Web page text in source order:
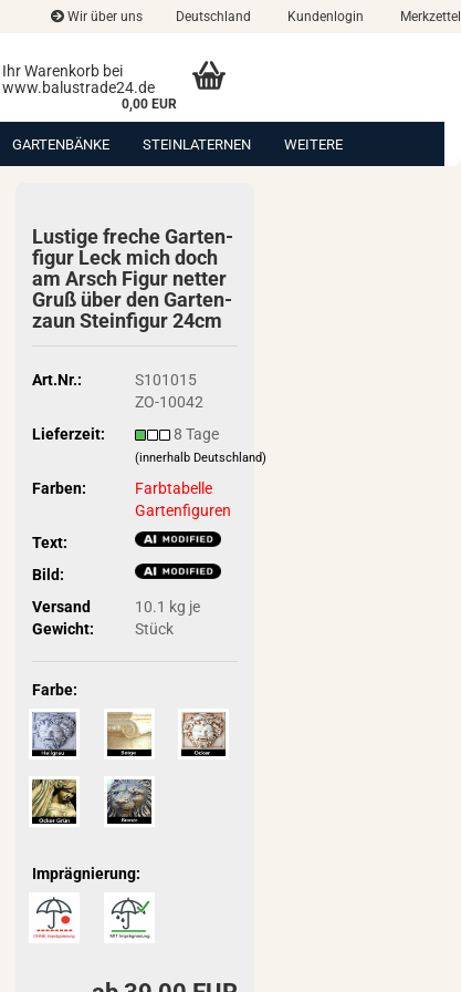
Wir über uns Deutschland Kundenlogin Merkzettel
Ihr Warenkorb bei
www.balustrade24.de
0,00 EUR
GARTENBÄNKE STEINLATERNEN WEITERE
Lus­ti­ge fre­che Gar­ten­
fi­gur Leck mich doch
am Arsch Figur net­ter
Gruß über den Gar­ten­
zaun Stein­fi­gur 24cm
Art.Nr.:
S101015
ZO-10042
Lieferzeit:
8 Tage
(innerhalb Deutschland)
Farben:
Farbtabelle
Gartenfiguren
Text:
Bild:
Versand
Gewicht:
10.1 kg je
Stück
Farbe:
Imprägnierung: